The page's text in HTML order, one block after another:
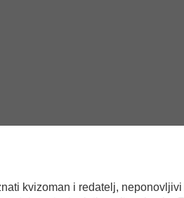
kvizoman i redatelj,